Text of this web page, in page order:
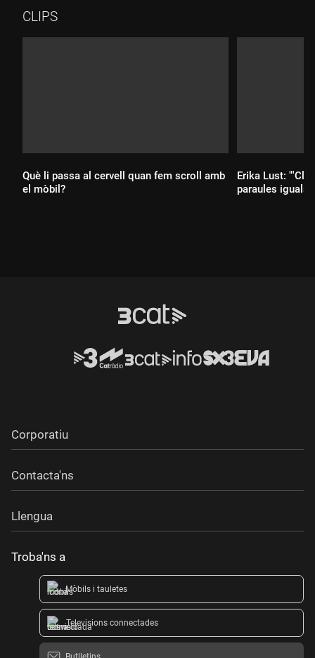
CLIPS
Què li passa al cervell quan fem scroll amb
el mòbil?
Erika Lust:
paraules iguals
Corporatiu
Contacta'ns
Llengua
Troba'ns a
Mòbils i tauletes
Televisions connectades